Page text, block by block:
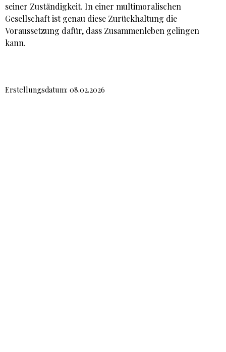
seiner Zuständigkeit. In einer multimoralischen
Gesellschaft ist genau diese Zurückhaltung die
Voraussetzung dafür, dass Zusammenleben gelingen
kann.
Erstellungsdatum: 08.02.2026